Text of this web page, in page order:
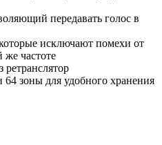
передавать голос в
исключают помехи от
же частоте
ретранслятор
64 зоны для удобного хранения